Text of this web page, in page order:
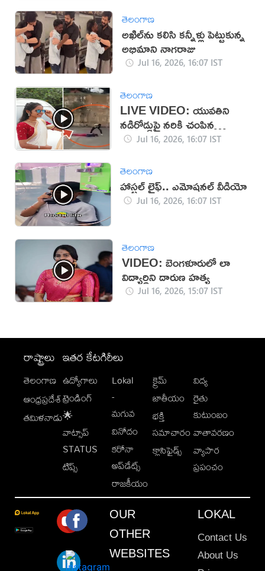
తెలంగాణ
అఖిల్‌ను కలిసి కన్నీళ్లు పెట్టుకున్న
అభిమాని నాగరాజు
Jul 16, 2026, 16:07 IST
తెలంగాణ
LIVE VIDEO: యువతిని
నడిరోడ్డుపై నరికి చంపిన
కిరాతకుడు
Jul 16, 2026, 16:07 IST
తెలంగాణ
హాస్టల్ లైఫ్.. ఎమోషనల్ వీడియో
Jul 16, 2026, 16:07 IST
తెలంగాణ
VIDEO: బెంగళూరులో లా
విద్యార్థిని దారుణ హత్య
Jul 16, 2026, 15:07 IST
రాష్ట్రాలు
తెలంగాణ
ఆంధ్రప్రదేశ్
తమిళనాడు
ఇతర కేటగిరీలు
ఉద్యోగాలు
ట్రెండింగ్
🌟
వాట్సాప్
STATUS
టిప్స్
Lokal
-
మగువ
వినోదం
కరోనా
అప్‌డేట్స్
రాజకీయం
క్రైమ్
జాతీయం
భక్తి
సమాచారం
క్లాసిఫైడ్స్
విద్య
రైతు
కుటుంబం
వాతావరణం
వ్యాపార
ప్రపంచం
OUR
OTHER
WEBSITES
LOKAL
Contact Us
About Us